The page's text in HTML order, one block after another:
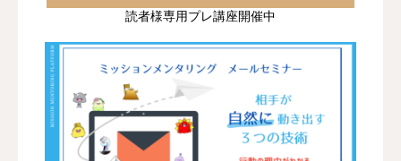
読者様専用プレ講座開催中